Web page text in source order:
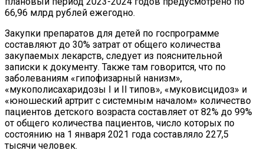
66,96 млрд рублей ежегодно.
Закупки препаратов для детей по госпрограмме
составляют до 30% затрат от общего количества
закупаемых лекарств, следует из пояснительной
записки к документу. Также там говорится, что по
заболеваниям «гипофизарный нанизм»,
«мукополисахаридозы I и II типов», «муковисцидоз» и
«юношеский артрит с системным началом» количество
пациентов детского возраста составляет от 82% до 99%
от общего количества пациентов, число которых по
состоянию на 1 января 2021 года составляло 227,5
тысячи человек.